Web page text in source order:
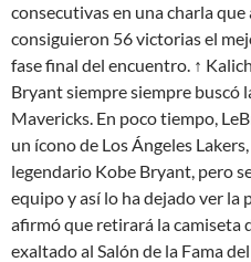
consecutivas en una charla
consiguieron 56 victorias el
fase final del encuentro. ↑
Bryant siempre siempre buscó
Mavericks. En poco tiempo,
un ícono de Los Ángeles
legendario Kobe Bryant, pero
equipo y así lo ha dejado ver la
afirmó que retirará la camiseta
exaltado al Salón de la Fama